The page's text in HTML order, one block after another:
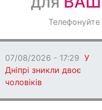
Оголошення
07/08/2026 - 17:29 У
Дніпрі зникли двоє
чоловіків